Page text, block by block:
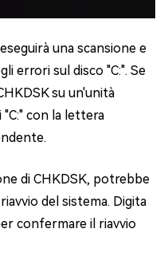
una scansione e
errori sul disco "C:". Se
su un'unità
con la lettera
di CHKDSK, potrebbe
del sistema. Digita
confermare il riavvio